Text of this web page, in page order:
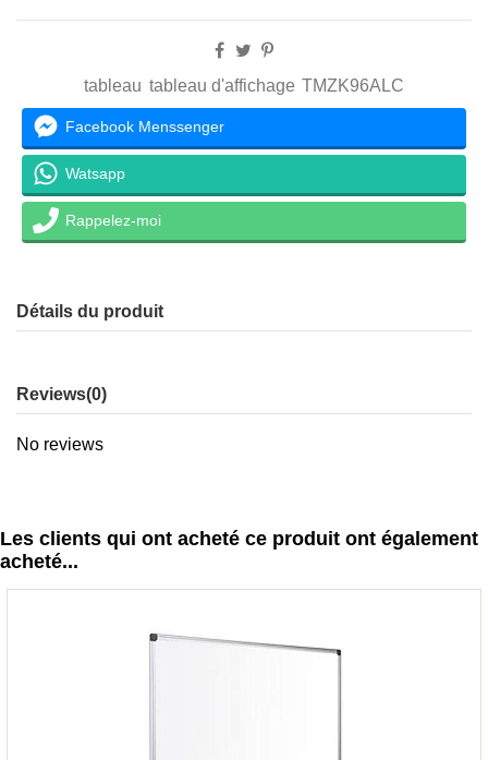
tableau tableau d'affichage TMZK96ALC
Facebook Menssenger
Watsapp
Rappelez-moi
Détails du produit
Reviews(0)
No reviews
Les clients qui ont acheté ce produit ont également
acheté...